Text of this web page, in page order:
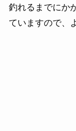
釣れるまでにか
ていますので、